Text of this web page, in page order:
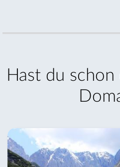
Hast du schon